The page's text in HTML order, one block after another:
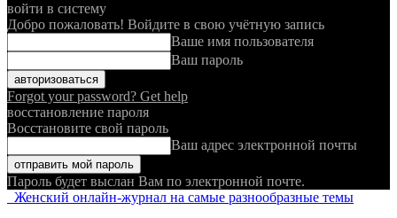
войти в систему
Добро пожаловать! Войдите в свою учётную запись
Ваше имя пользователя
Ваш пароль
Forgot your password? Get help
восстановление пароля
Восстановите свой пароль
Ваш адрес электронной почты
Пароль будет выслан Вам по электронной почте.
Женский онлайн-журнал на самые разнообразные темы